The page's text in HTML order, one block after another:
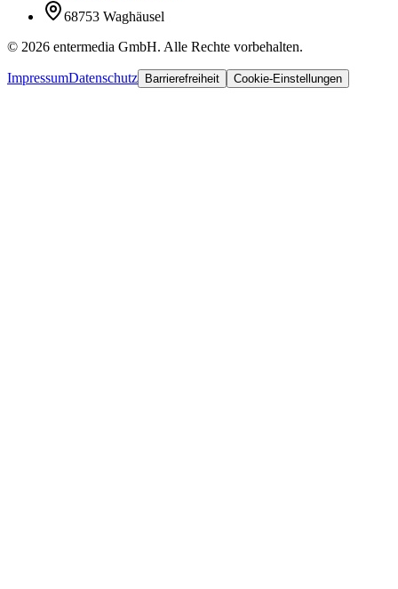
68753 Waghäusel
© 2026 entermedia GmbH. Alle Rechte vorbehalten.
ImpressumDatenschutz Barrierefreiheit Cookie-Einstellungen